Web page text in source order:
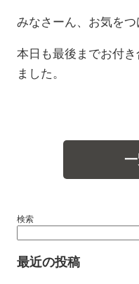
みなさーん、お気を
本日も最後までお付
ました。
検索
最近の投稿